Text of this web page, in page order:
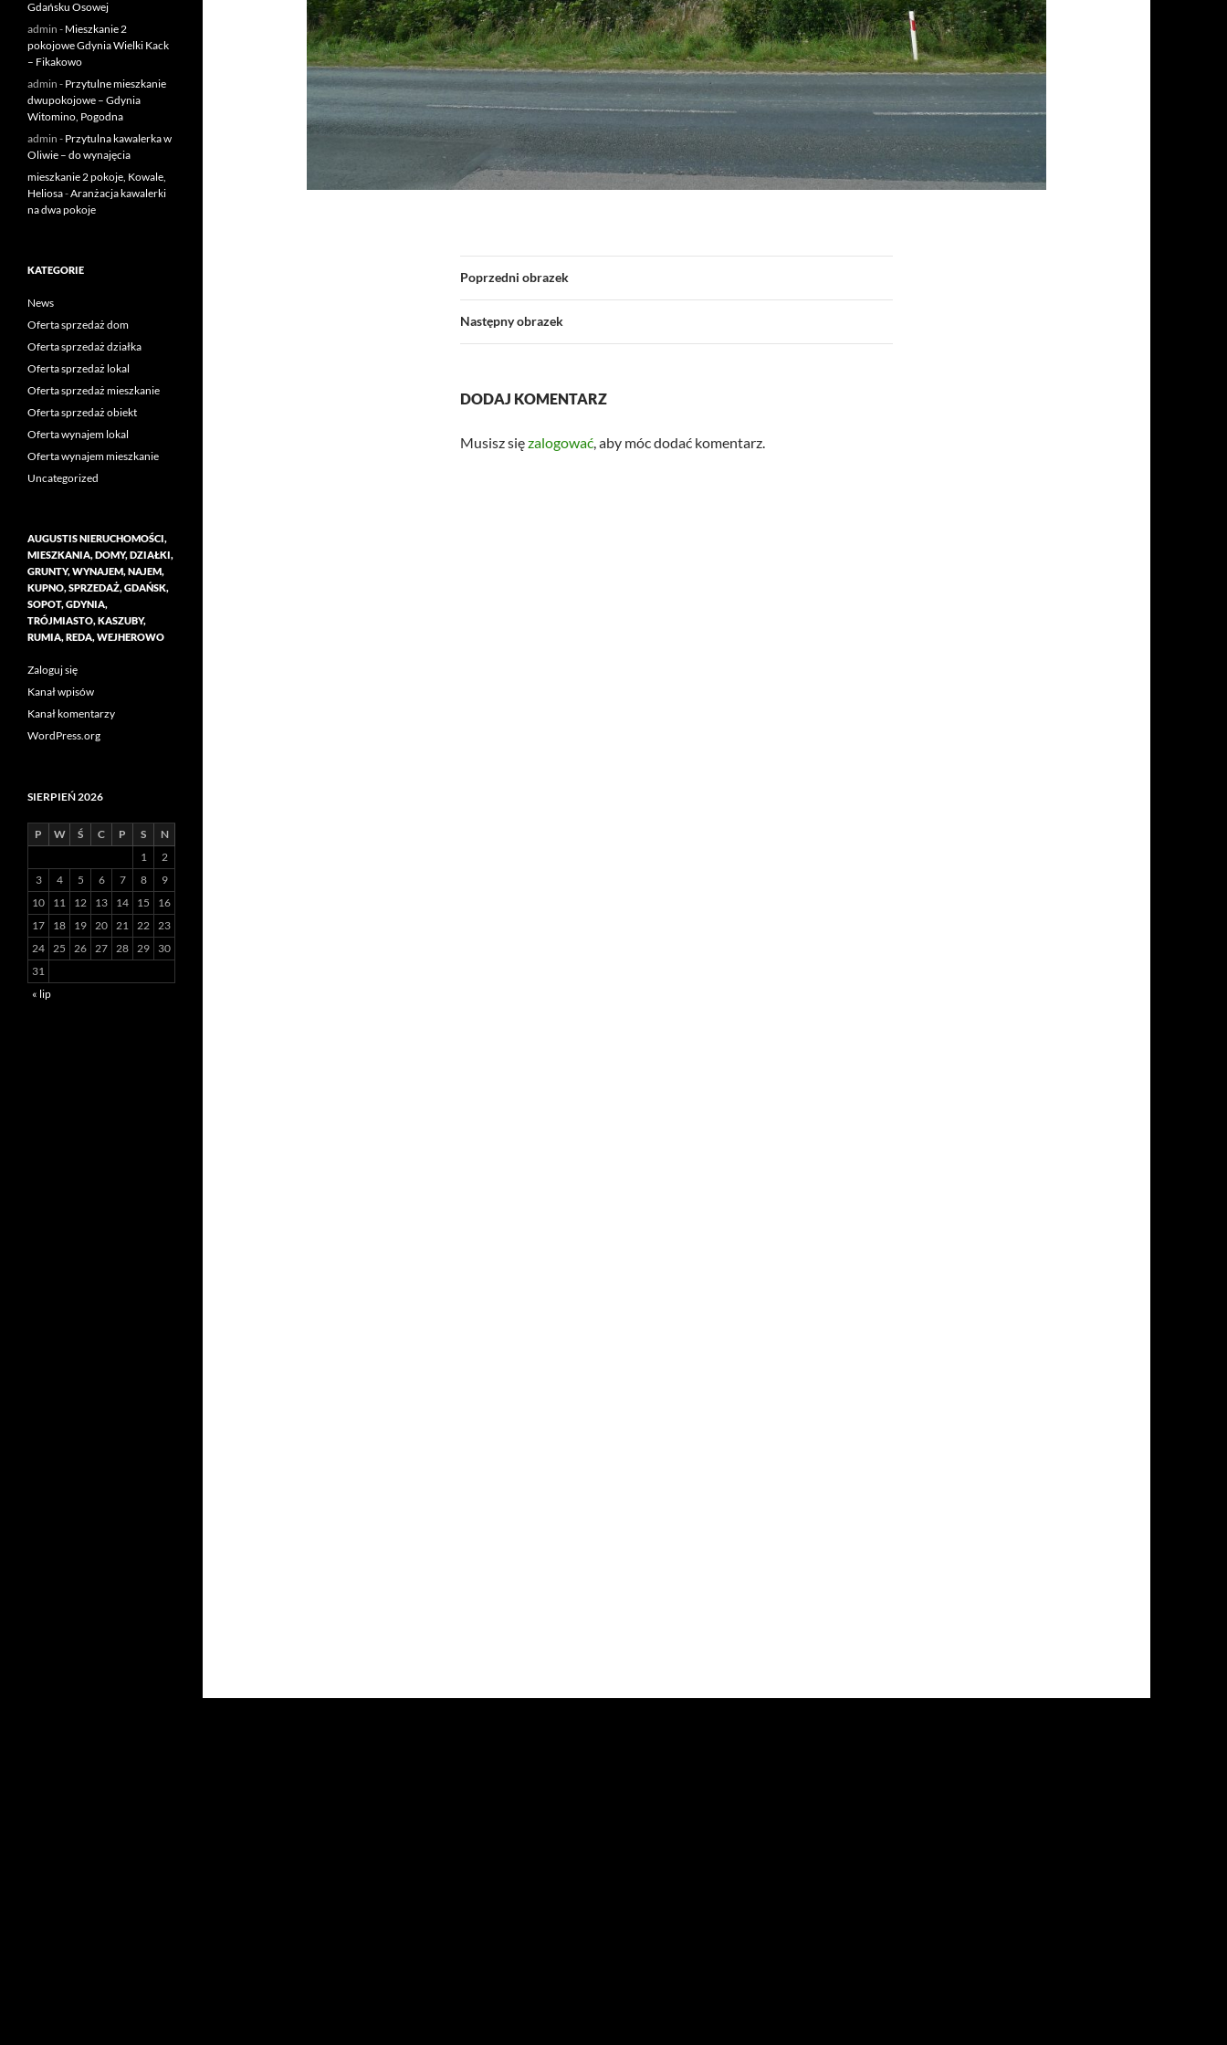
Poprzedni obrazek
Następny obrazek
DODAJ KOMENTARZ
Musisz sięzalogować, aby móc dodać komentarz.
Gdańsku Osowej
admin - Mieszkanie 2
pokojowe Gdynia Wielki Kack
– Fikakowo
admin - Przytulne mieszkanie
dwupokojowe – Gdynia
Witomino, Pogodna
admin - Przytulna kawalerka w
Oliwie – do wynajęcia
mieszkanie 2 pokoje, Kowale,
Heliosa-Aranżacja kawalerki
na dwa pokoje
KATEGORIE
News
Oferta sprzedaż dom
Oferta sprzedaż działka
Oferta sprzedaż lokal
Oferta sprzedaż mieszkanie
Oferta sprzedaż obiekt
Oferta wynajem lokal
Oferta wynajem mieszkanie
Uncategorized
AUGUSTIS NIERUCHOMOŚCI,
MIESZKANIA, DOMY, DZIAŁKI,
GRUNTY, WYNAJEM, NAJEM,
KUPNO, SPRZEDAŻ, GDAŃSK,
SOPOT, GDYNIA,
TRÓJMIASTO, KASZUBY,
RUMIA, REDA, WEJHEROWO
Zaloguj się
Kanał wpisów
Kanał komentarzy
WordPress.org
SIERPIEŃ 2026
P W Ś C P S
N
1
2
3
4 5 6 7 8
9
10
11 12 13 14 15
16
17
18 19 20 21 22 23
24 25 26 27 28 29
30
31
« lip